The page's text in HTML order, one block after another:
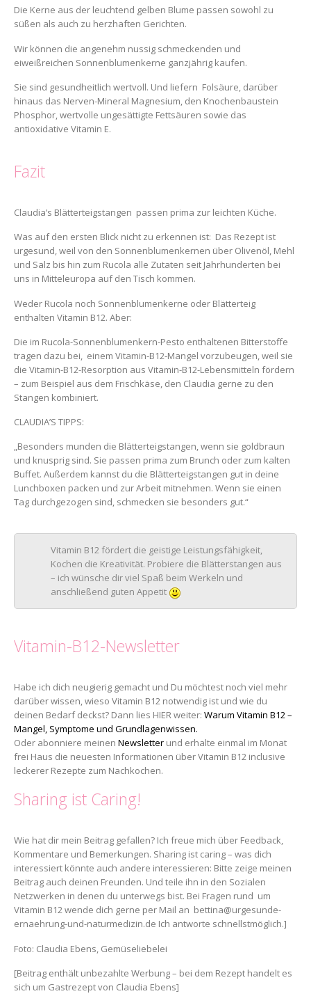
Die Kerne aus der leuchtend gelben Blume passen sowohl zu
süßen als auch zu herzhaften Gerichten.
Wir können die angenehm nussig schmeckenden und
eiweißreichen Sonnenblumenkerne ganzjährig kaufen.
Sie sind gesundheitlich wertvoll. Und liefern Folsäure, darüber
hinaus das Nerven-Mineral Magnesium, den Knochenbaustein
Phosphor, wertvolle ungesättigte Fettsäuren sowie das
antioxidative Vitamin E.
Fazit
Claudia’s Blätterteigstangen passen prima zur leichten Küche.
Was auf den ersten Blick nicht zu erkennen ist: Das Rezept ist
urgesund, weil von den Sonnenblumenkernen über Olivenöl, Mehl
und Salz bis hin zum Rucola alle Zutaten seit Jahrhunderten bei
uns in Mitteleuropa auf den Tisch kommen.
Weder Rucola noch Sonnenblumenkerne oder Blätterteig
enthalten Vitamin B12. Aber:
Die im Rucola-Sonnenblumenkern-Pesto enthaltenen Bitterstoffe
tragen dazu bei, einem Vitamin-B12-Mangel vorzubeugen, weil sie
die Vitamin-B12-Resorption aus Vitamin-B12-Lebensmitteln fördern
– zum Beispiel aus dem Frischkäse, den Claudia gerne zu den
Stangen kombiniert.
CLAUDIA’S TIPPS:
„Besonders munden die Blätterteigstangen, wenn sie goldbraun
und knusprig sind. Sie passen prima zum Brunch oder zum kalten
Buffet. Außerdem kannst du die Blätterteigstangen gut in deine
Lunchboxen packen und zur Arbeit mitnehmen. Wenn sie einen
Tag durchgezogen sind, schmecken sie besonders gut.“
Vitamin B12 fördert die geistige Leistungsfähigkeit,
Kochen die Kreativität. Probiere die Blätterstangen aus
– ich wünsche dir viel Spaß beim Werkeln und
anschließend guten Appetit
Vitamin-B12-Newsletter
Habe ich dich neugierig gemacht und Du möchtest noch viel mehr
darüber wissen, wieso Vitamin B12 notwendig ist und wie du
deinen Bedarf deckst? Dann lies HIER weiter: Warum Vitamin B12 –
Mangel, Symptome und Grundlagenwissen.
Oder abonniere meinen Newsletter und erhalte einmal im Monat
frei Haus die neuesten Informationen über Vitamin B12 inclusive
leckerer Rezepte zum Nachkochen.
Sharing ist Caring!
Wie hat dir mein Beitrag gefallen? Ich freue mich über Feedback,
Kommentare und Bemerkungen. Sharing ist caring – was dich
interessiert könnte auch andere interessieren: Bitte zeige meinen
Beitrag auch deinen Freunden. Und teile ihn in den Sozialen
Netzwerken in denen du unterwegs bist. Bei Fragen rund um
Vitamin B12 wende dich gerne per Mail an bettina@urgesunde-
ernaehrung-und-naturmedizin.de Ich antworte schnellstmöglich.]
Foto: Claudia Ebens, Gemüseliebelei
[Beitrag enthält unbezahlte Werbung – bei dem Rezept handelt es
sich um Gastrezept von Claudia Ebens]